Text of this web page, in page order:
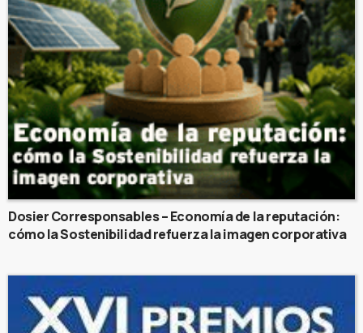
Dosier Corresponsables – Economía de la reputación:
cómo la Sostenibilidad refuerza la imagen corporativa